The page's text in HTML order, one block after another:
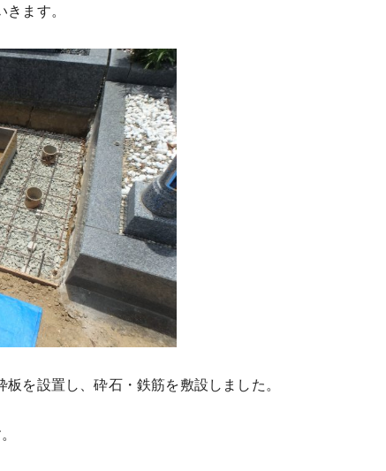
ます。
を設置し、砕石・鉄筋を敷設しました。